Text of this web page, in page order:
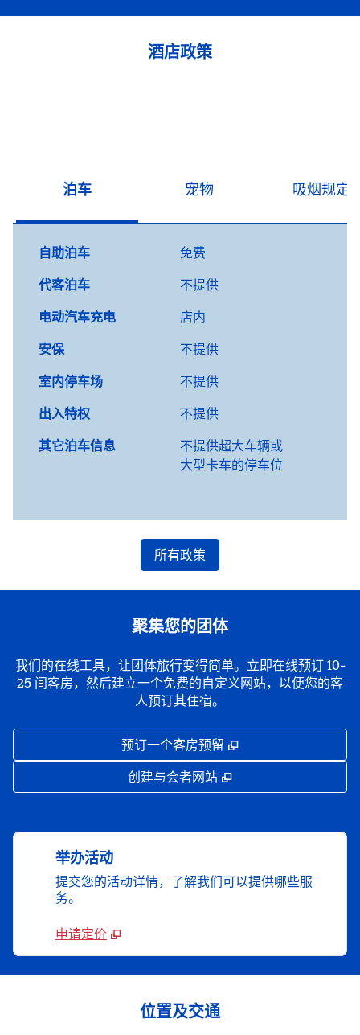
酒店政策
泊车 宠物 吸烟规定
自助泊车
免费
代客泊车
不提供
电动汽车充电
店内
安保
不提供
室内停车场
不提供
出入特权
不提供
其它泊车信息
不提供超大车辆或
大型卡车的停车位
所有政策
聚集您的团体
我们的在线工具，让团体旅行变得简单。立即在线预订 10-
25 间客房，然后建立一个免费的自定义网站，以便您的客
人预订其住宿。
预订一个客房预留 ,
创建与会者网站 ,
举办活动
提交您的活动详情，了解我们可以提供哪些服
务。
申请定价
位置及交通